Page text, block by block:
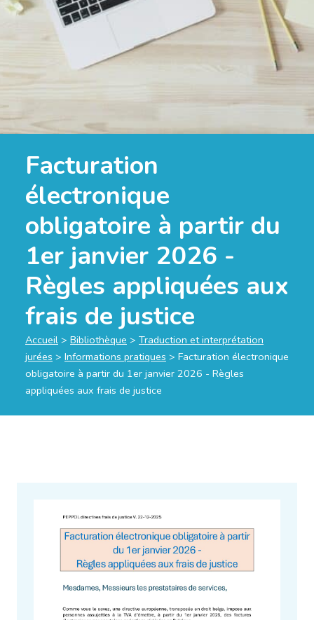
Facturation
électronique
obligatoire à partir du
1er janvier 2026 -
Règles appliquées aux
frais de justice
Accueil > Bibliothèque > Traduction et interprétation
jurées > Informations pratiques > Facturation électronique
obligatoire à partir du 1er janvier 2026 - Règles
appliquées aux frais de justice